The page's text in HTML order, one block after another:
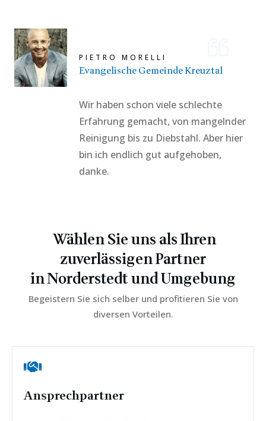
PIETRO MORELLI
Evangelische Gemeinde Kreuztal
Wir haben schon viele schlechte
Erfahrung gemacht, von mangelnder
Reinigung bis zu Diebstahl. Aber hier
bin ich endlich gut aufgehoben,
danke.
Wählen Sie uns als Ihren
zuverlässigen Partner
inNorderstedtund Umgebung
Begeistern Sie sich selber und profitieren Sie von
diversen Vorteilen.
Ansprechpartner